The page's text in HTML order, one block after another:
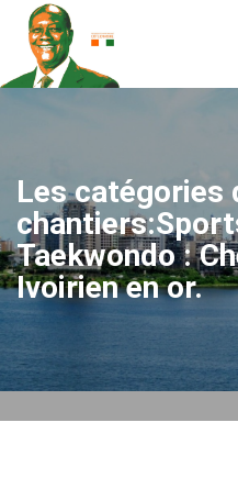
Les catégories
Taekwondo :
Ivoirien en or.